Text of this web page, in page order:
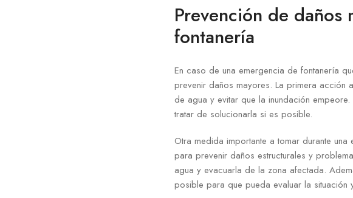
Prevención de daños
fontanería
En caso de una emergencia de fontanería
prevenir daños mayores. La primera
de agua y evitar que la inundación
tratar de solucionarla si es posible.
Otra medida importante a tomar durante
para prevenir daños estructurales y
agua y evacuarla de la zona afectada.
posible para que pueda evaluar la